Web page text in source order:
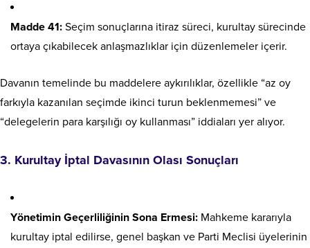
Madde 41: Seçim sonuçlarına itiraz süreci, kurultay sürecinde
ortaya çıkabilecek anlaşmazlıklar için düzenlemeler içerir.
Davanın temelinde bu maddelere aykırılıklar, özellikle “az oy
farkıyla kazanılan seçimde ikinci turun beklenmemesi” ve
“delegelerin para karşılığı oy kullanması” iddiaları yer alıyor.
3. Kurultay İptal Davasının Olası Sonuçları
Yönetimin Geçerliliğinin Sona Ermesi: Mahkeme kararıyla
kurultay iptal edilirse, genel başkan ve Parti Meclisi üyelerinin